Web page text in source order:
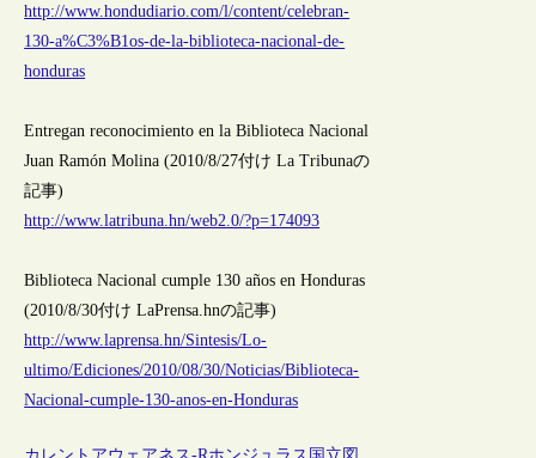
http://www.hondudiario.com/l/content/celebran-
130-a%C3%B1os-de-la-biblioteca-nacional-de-
honduras
Entregan reconocimiento en la Biblioteca Nacional
Juan Ramón Molina (2010/8/27付け La Tribunaの
記事)
http://www.latribuna.hn/web2.0/?p=174093
Biblioteca Nacional cumple 130 años en Honduras
(2010/8/30付け LaPrensa.hnの記事)
http://www.laprensa.hn/Sintesis/Lo-
ultimo/Ediciones/2010/08/30/Noticias/Biblioteca-
Nacional-cumple-130-anos-en-Honduras